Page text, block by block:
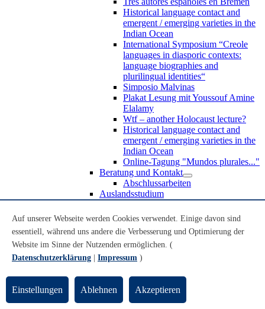
Historical language contact and
emergent / emerging varieties in the
Indian Ocean
International Symposium “Creole
languages in diasporic contexts:
language biographies and
plurilingual identities“
Simposio Malvinas
Plakat Lesung mit Youssouf Amine
Elalamy
Wtf – another Holocaust lecture?
Historical language contact and
emergent / emerging varieties in the
Indian Ocean
Online-Tagung "Mundos plurales..."
Beratung und Kontakt
Abschlussarbeiten
Auslandsstudium
WoC Lab
Spanische Black Diaspora
Promotionen
Habilitationen
Nachwuchsförderung
Forschungszentren
Studienkommission
TnL
Auf unserer Webseite werden Cookies verwendet. Einige davon sind
essentiell, während uns andere die Verbesserung und Optimierung der
Website im Sinne der Nutzenden ermöglichen. (
Datenschutzerklärung
Impressum )
Einstellungen Ablehnen Akzeptieren